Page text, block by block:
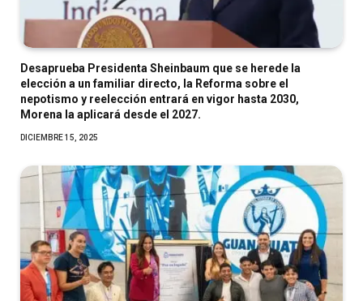
Desaprueba Presidenta Sheinbaum que se herede la
elección a un familiar directo, la Reforma sobre el
nepotismo y reelección entrará en vigor hasta 2030,
Morena la aplicará desde el 2027.
DICIEMBRE 15, 2025